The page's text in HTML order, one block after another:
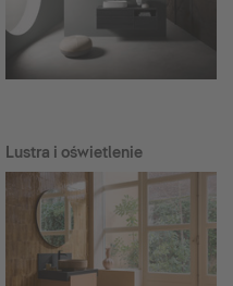
Lustra i oświetlenie